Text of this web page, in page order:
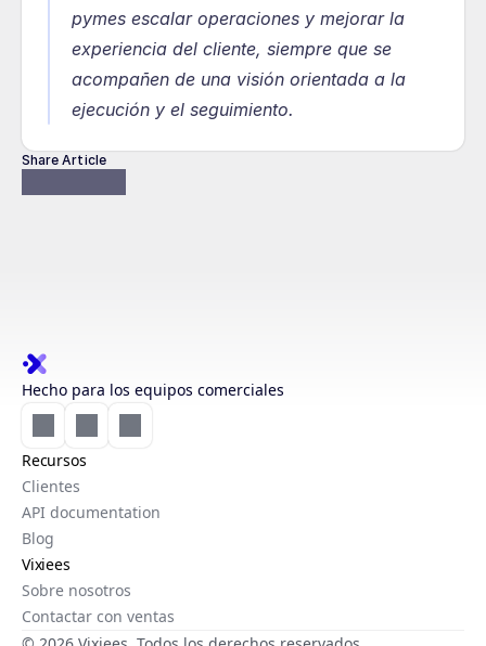
pymes escalar operaciones y mejorar la
experiencia del cliente, siempre que se
acompañen de una visión orientada a la
ejecución y el seguimiento.
Share Article
Hecho para los equipos comerciales
Recursos
Clientes
API documentation
Blog
Vixiees
Sobre nosotros
Contactar con ventas